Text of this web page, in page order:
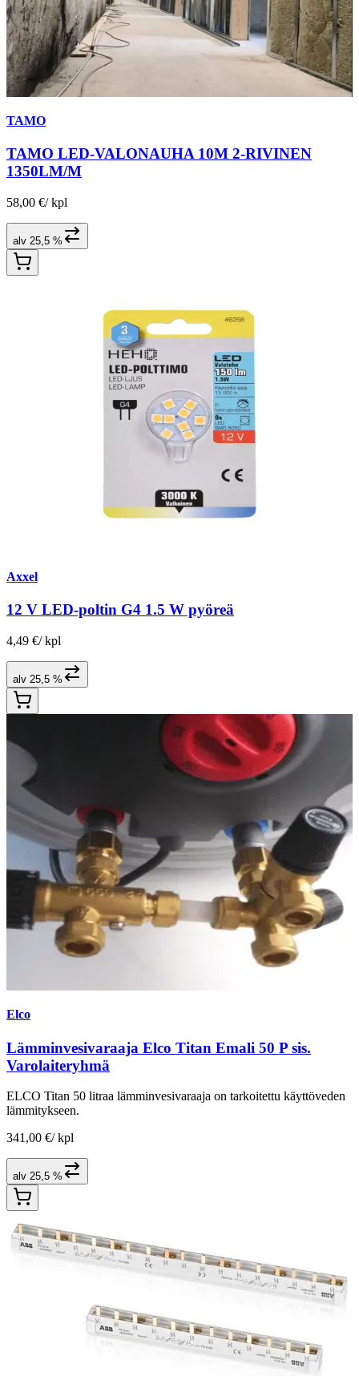
TAMO
TAMO LED-VALONAUHA 10M 2-RIVINEN
1350LM/M
58,00 €/ kpl
alv 25,5 %
Axxel
12 V LED-poltin G4 1.5 W pyöreä
4,49 €/ kpl
alv 25,5 %
Elco
Lämminvesivaraaja Elco Titan Emali 50 P sis.
Varolaiteryhmä
ELCO Titan 50 litraa lämminvesivaraaja on tarkoitettu käyttöveden
lämmitykseen.
341,00 €/ kpl
alv 25,5 %